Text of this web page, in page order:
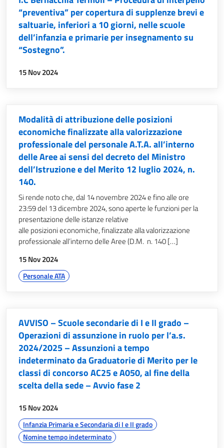
“preventiva” per copertura di supplenze brevi e
saltuarie, inferiori a 10 giorni, nelle scuole
dell’infanzia e primarie per insegnamento su
“Sostegno”.
data:
15 Nov 2024
Modalità di attribuzione delle posizioni
economiche finalizzate alla valorizzazione
professionale del personale A.T.A. all’interno
delle Aree ai sensi del decreto del Ministro
dell’Istruzione e del Merito 12 luglio 2024, n.
140.
Si rende noto che, dal 14 novembre 2024 e fino alle ore
23:59 del 13 dicembre 2024, sono aperte le funzioni per la
presentazione delle istanze relative
alle posizioni economiche, finalizzate alla valorizzazione
professionale all’interno delle Aree (D.M. n. 140 […]
data:
15 Nov 2024
argomenti:
Personale ATA
AVVISO – Scuole secondarie di I e II grado –
Operazioni di assunzione in ruolo per l’a.s.
2024/2025 – Assunzioni a tempo
indeterminato da Graduatorie di Merito per le
classi di concorso AC25 e A050, al fine della
scelta della sede – Avvio fase 2
data:
15 Nov 2024
argomenti:
Infanzia Primaria e Secondaria di I e II grado
Nomine tempo indeterminato